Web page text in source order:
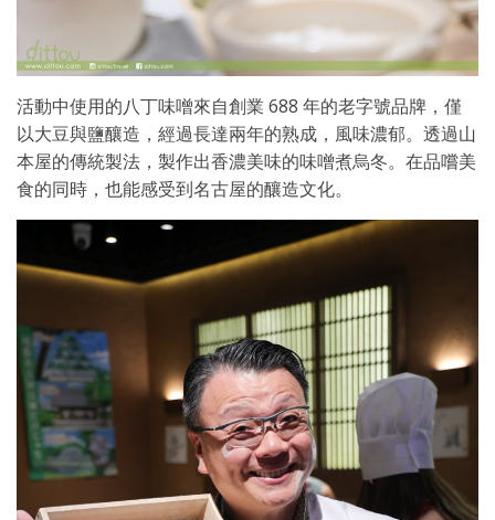
活動中使用的八丁味噌來自創業 688 年的老字號品牌，僅
以大豆與鹽釀造，經過長達兩年的熟成，風味濃郁。透過山
本屋的傳統製法，製作出香濃美味的味噌煮烏冬。在品嚐美
食的同時，也能感受到名古屋的釀造文化。